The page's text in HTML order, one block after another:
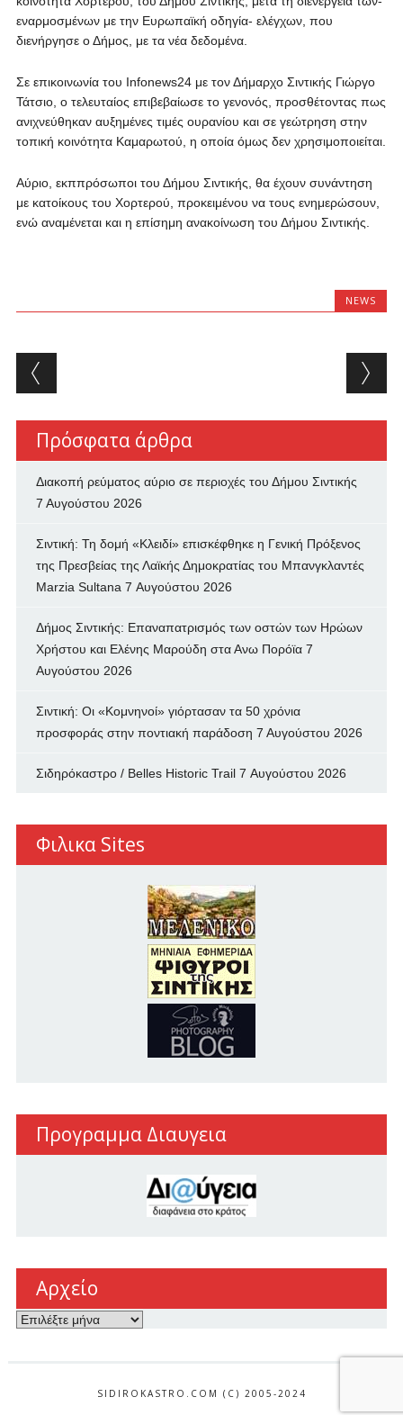
εναρμοσμένων με την Ευρωπαϊκή οδηγία- ελέγχων, που
διενήργησε ο Δήμος, με τα νέα δεδομένα.
Σε επικοινωνία του Infonews24 με τον Δήμαρχο Σιντικής Γιώργο
Τάτσιο, ο τελευταίος επιβεβαίωσε το γενονός, προσθέτοντας πως
ανιχνεύθηκαν αυξημένες τιμές ουρανίου και σε γεώτρηση στην
τοπική κοινότητα Καμαρωτού, η οποία όμως δεν χρησιμοποιείται.
Αύριο, εκππρόσωποι του Δήμου Σιντικής, θα έχουν συνάντηση
με κατοίκους του Χορτερού, προκειμένου να τους ενημερώσουν,
ενώ αναμένεται και η επίσημη ανακοίνωση του Δήμου Σιντικής.
NEWS
Post navigation
Πρόσφατα άρθρα
Διακοπή ρεύματος αύριο σε περιοχές του Δήμου Σιντικής
7 Αυγούστου 2026
Σιντική: Τη δομή «Κλειδί» επισκέφθηκε η Γενική Πρόξενος
της Πρεσβείας της Λαϊκής Δημοκρατίας του Μπανγκλαντές
Marzia Sultana 7 Αυγούστου 2026
Δήμος Σιντικής: Επαναπατρισμός των oστών των Ηρώων
Χρήστου και Ελένης Μαρούδη στα Ανω Πορόϊα 7
Αυγούστου 2026
Σιντική: Οι «Κομνηνοί» γιόρτασαν τα 50 χρόνια
προσφοράς στην ποντιακή παράδοση 7 Αυγούστου 2026
Σιδηρόκαστρο / Belles Historic Trail 7 Αυγούστου 2026
Φιλικα Sites
Προγραμμα Διαυγεια
Αρχείο
Αρχείο
SIDIROKASTRO.COM (C) 2005-2024